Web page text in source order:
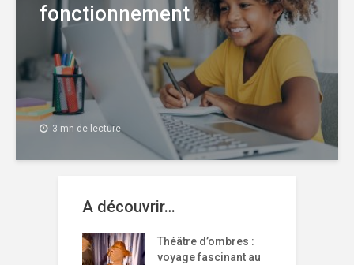
fonctionnement
3 mn de lecture
A découvrir…
Théâtre d’ombres :
voyage fascinant au